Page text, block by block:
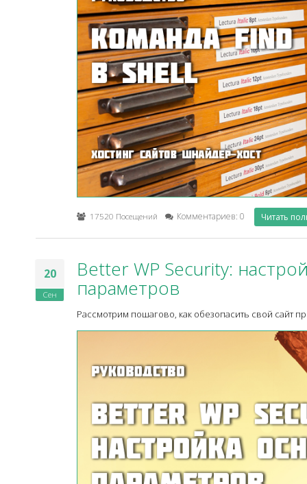
17520 Посещений Комментариев: 0 Читать
20
Сен
Better WP Security:
параметров
Рассмотрим пошагово, как обезопасить свой сайт